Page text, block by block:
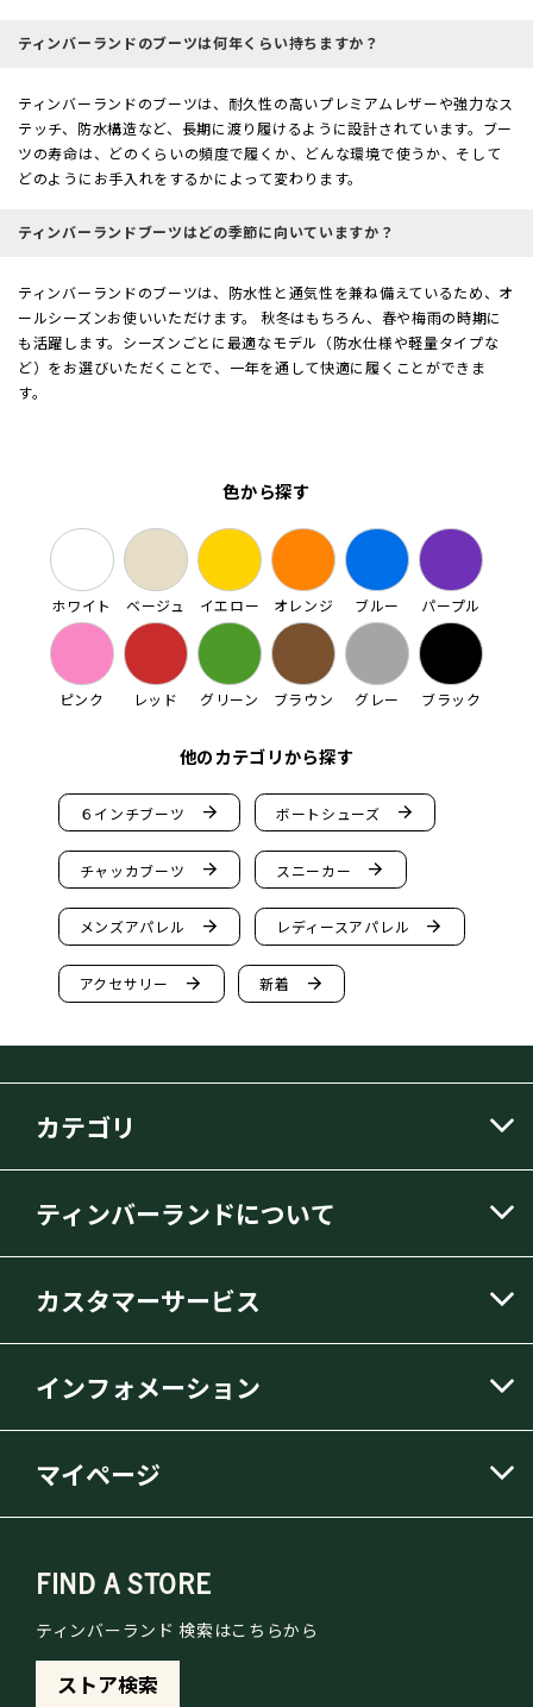
ティンバーランドのブーツは何年くらい持ちますか？
ティンバーランドのブーツは、耐久性の高いプレミアムレザーや強力なス
テッチ、防水構造など、長期に渡り履けるように設計されています。ブー
ツの寿命は、どのくらいの頻度で履くか、どんな環境で使うか、そして
どのようにお手入れをするかによって変わります。
ティンバーランドブーツはどの季節に向いていますか？
ティンバーランドのブーツは、防水性と通気性を兼ね備えているため、オ
ールシーズンお使いいただけます。 秋冬はもちろん、春や梅雨の時期に
も活躍します。シーズンごとに最適なモデル（防水仕様や軽量タイプな
ど）をお選びいただくことで、一年を通して快適に履くことができま
す。
色から探す
ホワイト ベージュ イエロー オレンジ ブルー パープル
ピンク レッド グリーン ブラウン グレー ブラック
他のカテゴリから探す
６インチブーツ arrow_forward ボートシューズ arrow_forward
チャッカブーツ arrow_forward スニーカー arrow_forward
メンズアパレル arrow_forward レディースアパレル arrow_forward
アクセサリー arrow_forward 新着 arrow_forward
カテゴリ
ティンバーランドについて
カスタマーサービス
インフォメーション
マイページ
FIND A STORE
ティンバーランド 検索はこちらから
ストア検索